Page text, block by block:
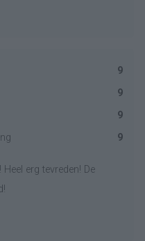
9
9
9
9
erg tevreden! De